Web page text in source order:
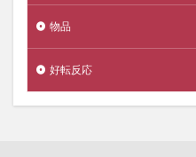
物品
好転反応